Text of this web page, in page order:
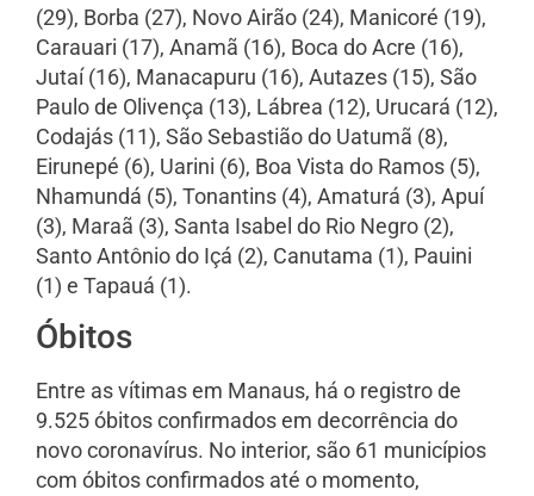
(29), Borba (27), Novo Airão (24), Manicoré (19),
Carauari (17), Anamã (16), Boca do Acre (16),
Jutaí (16), Manacapuru (16), Autazes (15), São
Paulo de Olivença (13), Lábrea (12), Urucará (12),
Codajás (11), São Sebastião do Uatumã (8),
Eirunepé (6), Uarini (6), Boa Vista do Ramos (5),
Nhamundá (5), Tonantins (4), Amaturá (3), Apuí
(3), Maraã (3), Santa Isabel do Rio Negro (2),
Santo Antônio do Içá (2), Canutama (1), Pauini
(1) e Tapauá (1).
Óbitos
Entre as vítimas em Manaus, há o registro de
9.525 óbitos confirmados em decorrência do
novo coronavírus. No interior, são 61 municípios
com óbitos confirmados até o momento,